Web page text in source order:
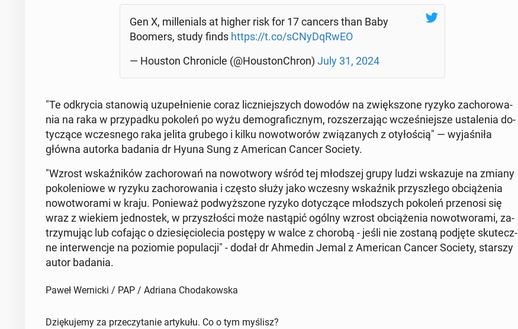
Gen X, mil­le­nials at higher risk for 17 cancers than Baby
Boomers, study finds https://t.co/sCNy­DqR­wEO
— Houston Chro­nic­le (@Ho­uston­Chron) July 31, 2024
"Te od­kry­cia sta­no­wią uzu­peł­nie­nie coraz licz­niej­szych dowodów na zwięk­szo­ne ryzyko za­cho­ro­wa­
nia na raka w przy­pad­ku pokoleń po wyżu de­mo­gra­ficz­nym, roz­sze­rza­jąc wcze­śniej­sze usta­le­nia do­
ty­czą­ce wcze­sne­go raka jelita grubego i kilku no­wo­two­rów zwią­za­nych z oty­ło­ścią" — wy­ja­śni­ła
główna autorka badania dr Hyuna Sung z Ame­ri­can Cancer Society.
"Wzrost wskaź­ni­ków za­cho­ro­wań na no­wo­two­ry wśród tej młod­szej grupy ludzi wska­zu­je na zmiany
po­ko­le­nio­we w ryzyku za­cho­ro­wa­nia i często służy jako wczesny wskaź­nik przy­szłe­go ob­cią­że­nia
no­wo­two­ra­mi w kraju. Po­nie­waż pod­wyż­szo­ne ryzyko do­ty­czą­ce młod­szych pokoleń prze­no­si się
wraz z wiekiem jed­no­stek, w przy­szło­ści może na­stą­pić ogólny wzrost ob­cią­że­nia no­wo­two­ra­mi, za­
trzy­mu­jąc lub cofając o dzie­się­cio­le­cia postępy w walce z chorobą - jeśli nie zostaną podjęte sku­tecz­
ne in­ter­wen­cje na po­zio­mie po­pu­la­cji" - dodał dr Ahmedin Jemal z Ame­ri­can Cancer Society, starszy
autor badania.
Paweł Wernicki / PAP / Adriana Chodakowska
Dziękujemy za przeczytanie artykułu. Co o tym myślisz?